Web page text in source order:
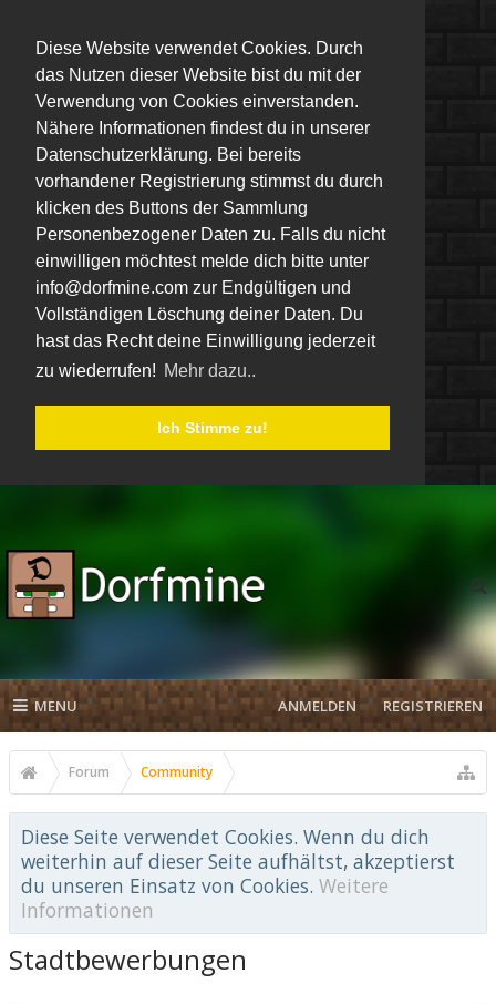
Diese Website verwendet Cookies. Durch
das Nutzen dieser Website bist du mit der
Verwendung von Cookies einverstanden.
Nähere Informationen findest du in unserer
Datenschutzerklärung. Bei bereits
vorhandener Registrierung stimmst du durch
klicken des Buttons der Sammlung
Personenbezogener Daten zu. Falls du nicht
einwilligen möchtest melde dich bitte unter
info@dorfmine.com zur Endgültigen und
Vollständigen Löschung deiner Daten. Du
hast das Recht deine Einwilligung jederzeit
zu wiederrufen! Mehr dazu..
Ich Stimme zu!
MENU ANMELDEN REGISTRIEREN
Forum Community
Diese Seite verwendet Cookies. Wenn du dich
weiterhin auf dieser Seite aufhältst, akzeptierst
du unseren Einsatz von Cookies. Weitere
Informationen
Stadtbewerbungen